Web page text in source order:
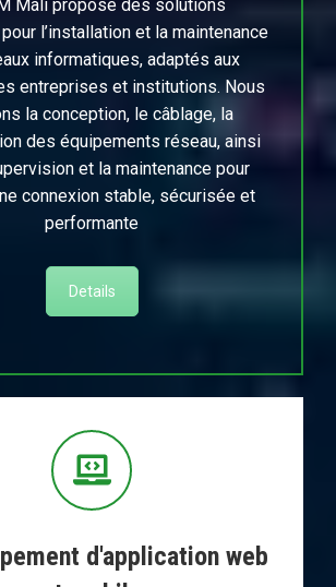
Mali propose des solutions
l’installation et la maintenance
informatiques, adaptés aux
entreprises et institutions. Nous
la conception, le câblage, la
des équipements réseau, ainsi
et la maintenance pour
connexion stable, sécurisée et
performante
Details
d'application web